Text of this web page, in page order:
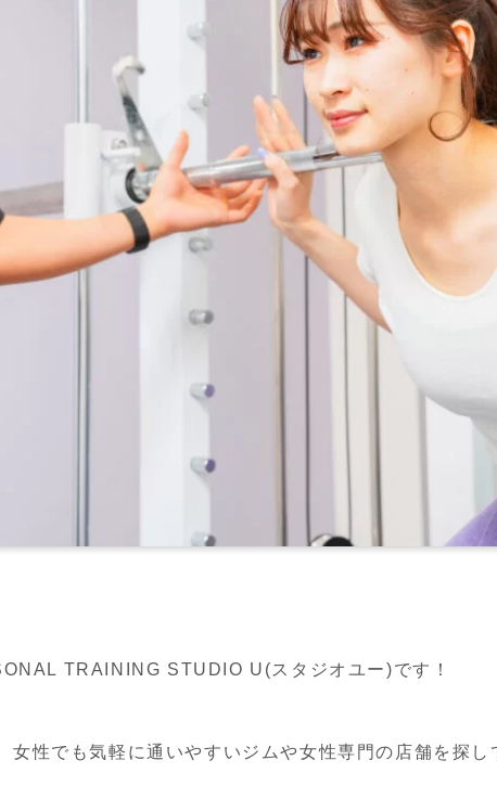
TRAINING STUDIO U(スタジオユー)です！
女性でも気軽に通いやすいジムや女性専門の店舗を探